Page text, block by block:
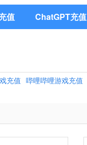
值 ChatGPT充值
充值 哔哩哔哩游戏充值